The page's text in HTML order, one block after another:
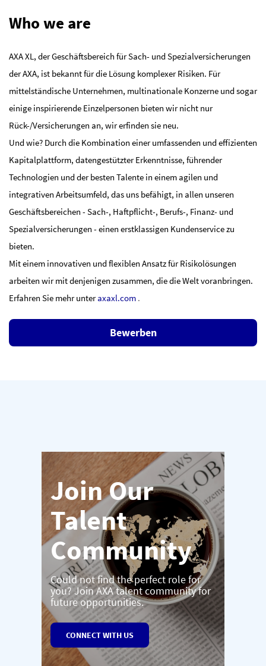
Who we are
AXA XL, der Geschäftsbereich für Sach- und Spezialversicherungen
der AXA, ist bekannt für die Lösung komplexer Risiken. Für
mittelständische Unternehmen, multinationale Konzerne und sogar
einige inspirierende Einzelpersonen bieten wir nicht nur
Rück-/Versicherungen an, wir erfinden sie neu.
Und wie? Durch die Kombination einer umfassenden und effizienten
Kapitalplattform, datengestützter Erkenntnisse, führender
Technologien und der besten Talente in einem agilen und
integrativen Arbeitsumfeld, das uns befähigt, in allen unseren
Geschäftsbereichen - Sach-, Haftpflicht-, Berufs-, Finanz- und
Spezialversicherungen - einen erstklassigen Kundenservice zu
bieten.
Mit einem innovativen und flexiblen Ansatz für Risikolösungen
arbeiten wir mit denjenigen zusammen, die die Welt voranbringen.
Erfahren Sie mehr unteraxaxl.com .
Bewerben
Join Our
Talent
Community
Could not find the perfect role for
you? Join AXA talent community for
future opportunities.
CONNECT WITH US